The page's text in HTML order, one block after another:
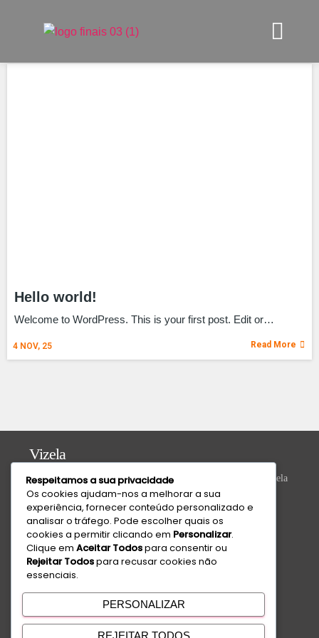
Hello world!
4 NOV, 25
Welcome to WordPress. This is your first post. Edit or…
Read More
Vizela
Praça do Município Bloco 8, Loja 43, N.º 392, 4815-013 Vizela
Valongo
R. da Ivanta, Nº 30, 4440-559 Valongo
Suporte Técnico
Disponível de Segunda a Sexta das 9h às 18h
+351 220 434 888
Chamada para a rede fixa nacional
Respeitamos a sua privacidade
Os cookies ajudam-nos a melhorar a sua
experiência, fornecer conteúdo personalizado e
analisar o tráfego. Pode escolher quais os
cookies a permitir clicando em Personalizar.
Clique em Aceitar Todospara consentir ou
Rejeitar Todospara recusar cookies não
essenciais.
PERSONALIZAR
REJEITAR TODOS